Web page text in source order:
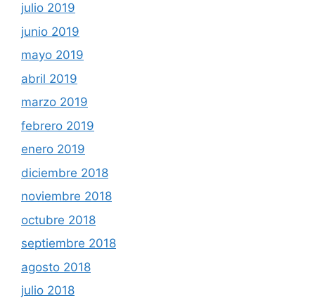
julio 2019
junio 2019
mayo 2019
abril 2019
marzo 2019
febrero 2019
enero 2019
diciembre 2018
noviembre 2018
octubre 2018
septiembre 2018
agosto 2018
julio 2018